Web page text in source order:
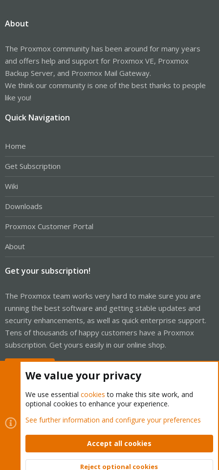
About
The Proxmox community has been around for many years
and offers help and support for Proxmox VE, Proxmox
Backup Server, and Proxmox Mail Gateway.
We think our community is one of the best thanks to people
like you!
Quick Navigation
Home
Get Subscription
Wiki
Downloads
Proxmox Customer Portal
About
Get your subscription!
The Proxmox team works very hard to make sure you are
running the best software and getting stable updates and
security enhancements, as well as quick enterprise support.
Tens of thousands of happy customers have a Proxmox
subscription. Get yours easily in our online shop.
Cookies
Proxmox Support Forum - Light Mode
Contact us
Terms and rules Privacy policy Help Home
Community platform by XenForo © 2010-2026 XenForo Ltd.
We value your privacy
We use essential cookies to make this site work, and
optional cookies to enhance your experience.
See further information and configure your preferences
Accept all cookies
Reject optional cookies